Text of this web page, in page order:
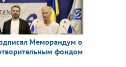
Меморандум о
фондом